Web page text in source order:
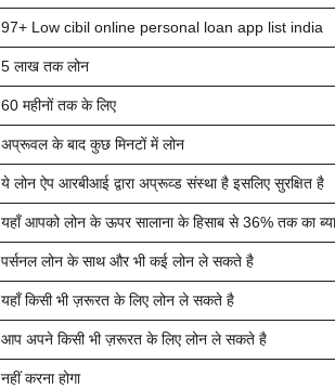
97+ Low cibil online personal loan app list india
5 लाख तक लोन
60 महीनों तक के लिए
अप्रूवल के बाद कुछ मिनटों में लोन
ये लोन ऐप आरबीआई द्वारा अप्रूव्ड संस्था है इसलिए सुरक्षित है
यहाँ आपको लोन के ऊपर सालाना के हिसाब से 36% तक का
पर्सनल लोन के साथ और भी कई लोन ले सकते है
यहाँ किसी भी ज़रूरत के लिए लोन ले सकते है
आप अपने किसी भी ज़रूरत के लिए लोन ले सकते है
नहीं करना होगा